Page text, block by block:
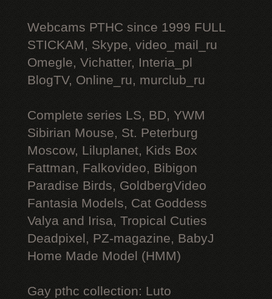
Webcams РТНС since 1999 FULL
STICKAM, Skype, video_mail_ru
Omegle, Vichatter, Interia_pl
BlogTV, Online_ru, murclub_ru
Complete series LS, BD, YWM
Sibirian Mouse, St. Peterburg
Moscow, Liluplanet, Kids Box
Fattman, Falkovideo, Bibigon
Paradise Birds, GoldbergVideo
Fantasia Models, Cat Goddess
Valya and Irisa, Tropical Cuties
Deadpixel, PZ-magazine, BabyJ
Home Made Model (HMM)
Gay рthс collection: Luto